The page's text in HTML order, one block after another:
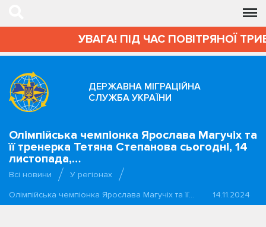
УВАГА! ПІД ЧАС ПОВІТРЯНОЇ
ДЕРЖАВНА МІГРАЦІЙНА
СЛУЖБА УКРАЇНИ
Олімпійська чемпіонка Ярослава Магучіх та
її тренерка Тетяна Степанова сьогодні, 14
листопада,…
Всі новини
У регіонах
Олімпійська чемпіонка Ярослава Магучіх та її…
14.11.2024